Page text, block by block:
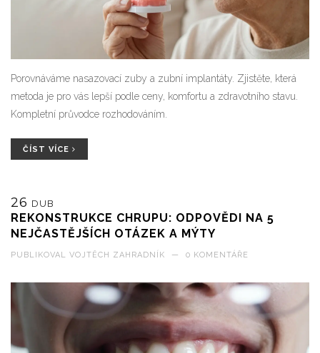
Porovnáváme nasazovací zuby a zubní implantáty. Zjistěte, která
metoda je pro vás lepší podle ceny, komfortu a zdravotního stavu.
Kompletní průvodce rozhodováním.
ČÍST VÍCE
26 DUB
REKONSTRUKCE CHRUPU: ODPOVĚDI NA 5
NEJČASTĚJŠÍCH OTÁZEK A MÝTY
PUBLIKOVAL VOJTĚCH ZAHRADNÍK — 0 KOMENTÁŘE